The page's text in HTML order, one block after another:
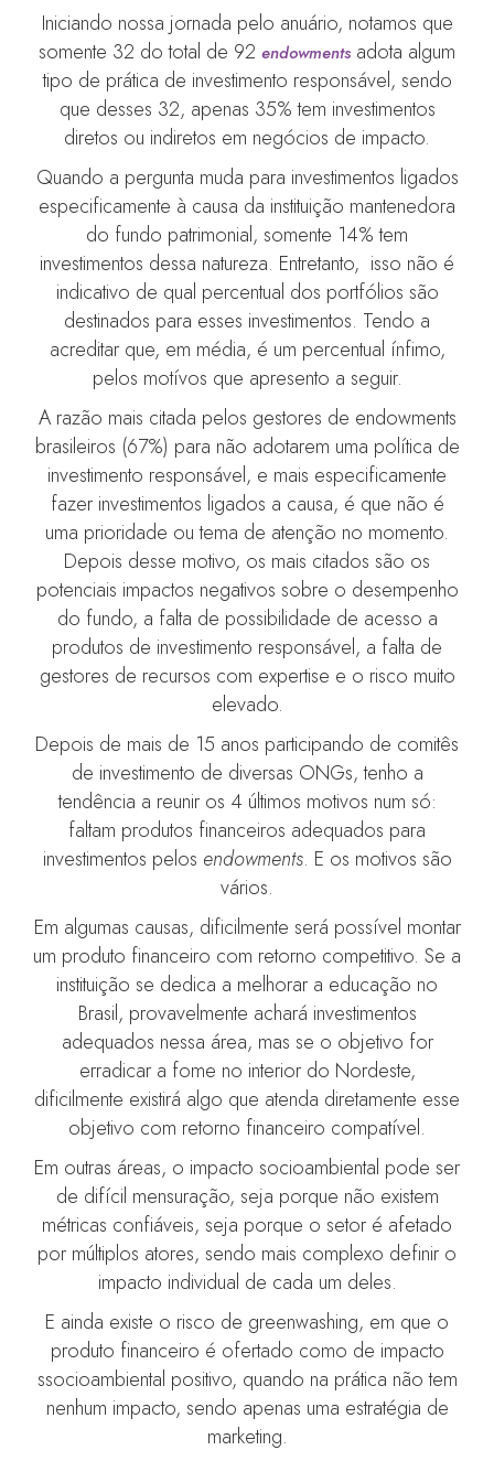
Iniciando nossa jornada pelo anuário, notamos que
somente 32 do total de 92 endowments adota algum
tipo de prática de investimento responsável, sendo
que desses 32, apenas 35% tem investimentos
diretos ou indiretos em negócios de impacto.
Quando a pergunta muda para investimentos ligados
especificamente à causa da instituição mantenedora
do fundo patrimonial, somente 14% tem
investimentos dessa natureza. Entretanto, isso não é
indicativo de qual percentual dos portfólios são
destinados para esses investimentos. Tendo a
acreditar que, em média, é um percentual ínfimo,
pelos motívos que apresento a seguir.
A razão mais citada pelos gestores de endowments
brasileiros (67%) para não adotarem uma política de
investimento responsável, e mais especificamente
fazer investimentos ligados a causa, é que não é
uma prioridade ou tema de atenção no momento.
Depois desse motivo, os mais citados são os
potenciais impactos negativos sobre o desempenho
do fundo, a falta de possibilidade de acesso a
produtos de investimento responsável, a falta de
gestores de recursos com expertise e o risco muito
elevado.
Depois de mais de 15 anos participando de comitês
de investimento de diversas ONGs, tenho a
tendência a reunir os 4 últimos motivos num só:
faltam produtos financeiros adequados para
investimentos pelos endowments. E os motivos são
vários.
Em algumas causas, dificilmente será possível montar
um produto financeiro com retorno competitivo. Se a
instituição se dedica a melhorar a educação no
Brasil, provavelmente achará investimentos
adequados nessa área, mas se o objetivo for
erradicar a fome no interior do Nordeste,
dificilmente existirá algo que atenda diretamente esse
objetivo com retorno financeiro compatível.
Em outras áreas, o impacto socioambiental pode ser
de difícil mensuração, seja porque não existem
métricas confiáveis, seja porque o setor é afetado
por múltiplos atores, sendo mais complexo definir o
impacto individual de cada um deles.
E ainda existe o risco de greenwashing, em que o
produto financeiro é ofertado como de impacto
ssocioambiental positivo, quando na prática não tem
nenhum impacto, sendo apenas uma estratégia de
marketing.